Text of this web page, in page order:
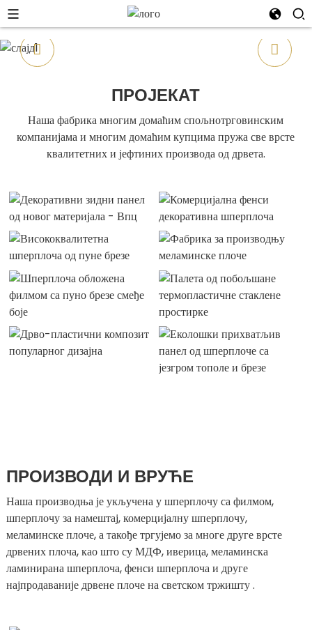
ПРОЈЕКАТ
Наша фабрика многим домаћим спољнотрговинским
компанијама и многим домаћим купцима пружа све врсте
квалитетних и јефтиних производа од дрвета.
ПРОИЗВОДИ И ВРУЋЕ
Наша производња је укључена у шперплочу са филмом,
шперплочу за намештај, комерцијалну шперплочу,
меламинске плоче, а такође тргујемо за многе друге врсте
дрвених плоча, као што су МДФ, иверица, меламинска
ламинирана шперплоча, фенси шперплоча и друге
најпродаваније дрвене плоче на светском тржишту .